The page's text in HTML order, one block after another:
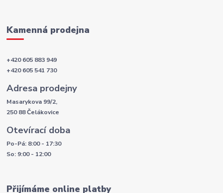
Kamenná prodejna
+420 605 883 949
+420 605 541 730
Adresa prodejny
Masarykova 99/2,
250 88 Čelákovice
Otevírací doba
Po-Pá: 8:00 - 17:30
So: 9:00 - 12:00
Přijímáme online platby